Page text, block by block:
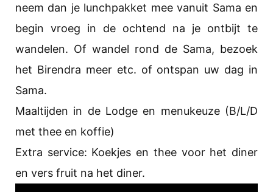
neem dan je lunchpakket mee vanuit Sama en
begin vroeg in de ochtend na je ontbijt te
wandelen. Of wandel rond de Sama, bezoek
het Birendra meer etc. of ontspan uw dag in
Sama.
Maaltijden in de Lodge en menukeuze (B/L/D
met thee en koffie)
Extra service: Koekjes en thee voor het diner
en vers fruit na het diner.